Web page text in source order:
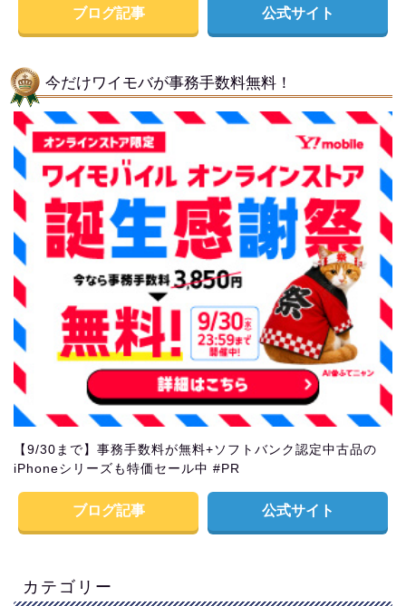
ブログ記事 公式サイト
今だけワイモバが事務手数料無料！
【9/30まで】事務手数料が無料+ソフトバンク認定中古品の
iPhoneシリーズも特価セール中 #PR
ブログ記事 公式サイト
カテゴリー